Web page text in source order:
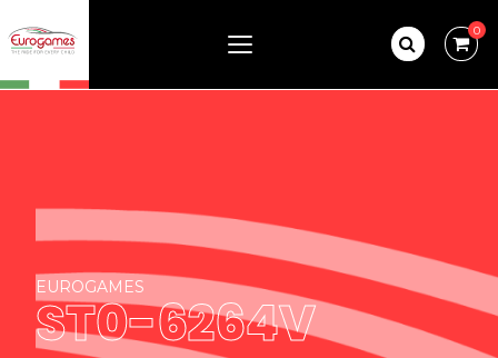
0
EUROGAMES
ST0-6264V